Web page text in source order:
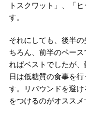
トスクワット」、「
す。
それにしても、後半
ちろん、前半のペー
ればベストでしたが
日は低糖質の食事を
す。リバウンドを避
をつけるのがオススメ